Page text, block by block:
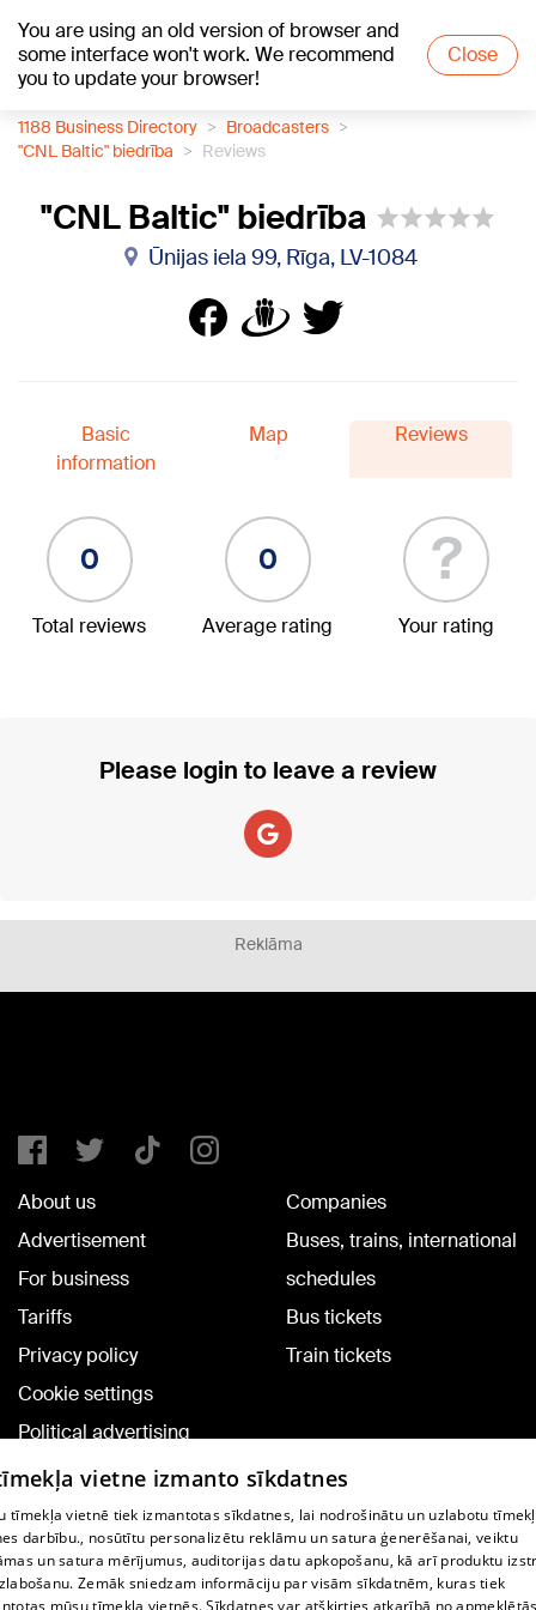
You are using an old version of browser and
some interface won't work. We recommend
you to update your browser!
Close
+22°C
1188 Business Directory
Broadcasters
"CNL Baltic" biedrība
Reviews
"CNL Baltic" biedrība
Ūnijas iela 99, Rīga, LV-1084
Basic
information
Map Reviews
0
Total reviews
0
Average rating
?
Your rating
Please login to leave a review
Reklāma
About us
Advertisement
For business
Tariffs
Privacy policy
Cookie settings
Political advertising
Cookie policy
Commenting terms
Companies
Buses, trains, international
schedules
Bus tickets
Train tickets
TV program
Contract rules
vietne izmanto sīkdatnes
tīmekļa vietnē tiek izmantotas sīkdatnes, lai nodrošinātu un uzlabotu
darbību., nosūtītu personalizētu reklāmu un satura ģenerēšanai, veiktu
un satura mērījumus, auditorijas datu apkopošanu, kā arī produktu
Zemāk sniedzam informāciju par visām sīkdatnēm, kuras tiek
mūsu tīmekļa vietnēs. Sīkdatnes var atšķirties atkarībā no